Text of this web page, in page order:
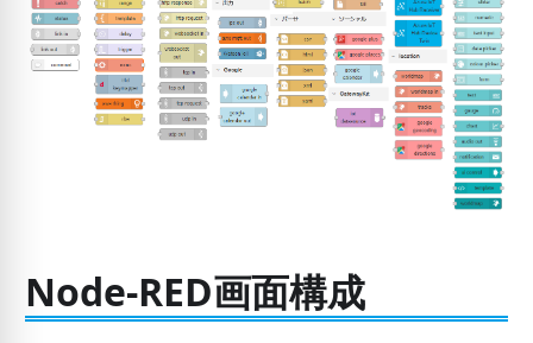
Node-RED画面構成